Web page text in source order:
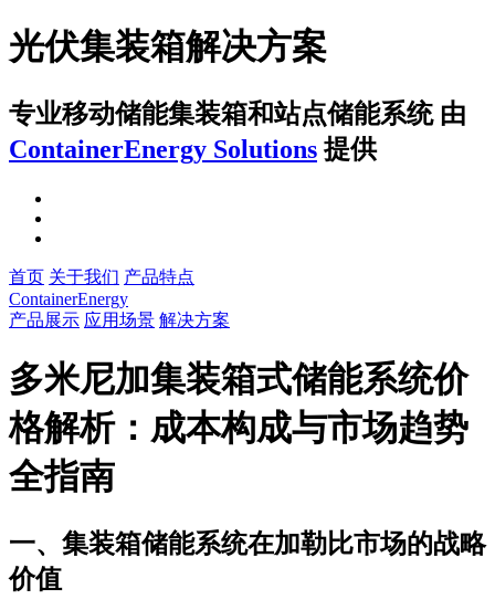
光伏集装箱解决方案
专业移动储能集装箱和站点储能系统 由
ContainerEnergy Solutions 提供
首页 关于我们 产品特点
ContainerEnergy
产品展示 应用场景 解决方案
多米尼加集装箱式储能系统价
格解析：成本构成与市场趋势
全指南
一、集装箱储能系统在加勒比市场的战略
价值